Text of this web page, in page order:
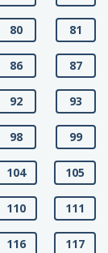
80 81
86 87
92 93
98 99
104 105
110 111
116 117